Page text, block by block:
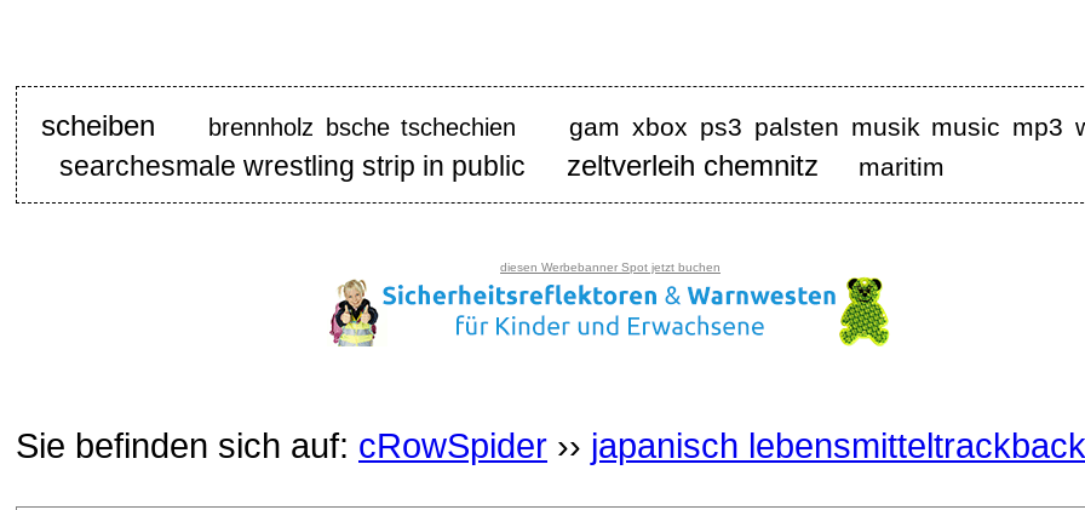
scheiben brennholz bsche tschechien gam xbox ps3 palsten musik music mp3
searchesmale wrestling strip in public zeltverleih chemnitz maritim
diesen Werbebanner Spot jetzt buchen
Sie befinden sich auf: cRowSpider ›› japanisch lebensmitteltrackback